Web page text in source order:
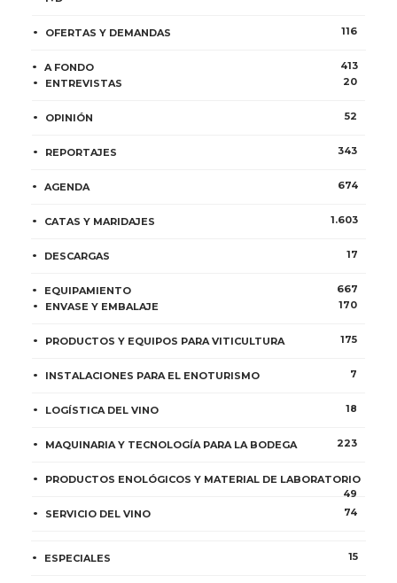
OFERTAS Y DEMANDAS 116
A FONDO
413
ENTREVISTAS
20
OPINIÓN 52
REPORTAJES 343
AGENDA 674
CATAS Y MARIDAJES 1.603
DESCARGAS 17
EQUIPAMIENTO
667
ENVASE Y EMBALAJE
170
PRODUCTOS Y EQUIPOS PARA VITICULTURA 175
INSTALACIONES PARA EL ENOTURISMO 7
LOGÍSTICA DEL VINO 18
MAQUINARIA Y TECNOLOGÍA PARA LA BODEGA 223
PRODUCTOS ENOLÓGICOS Y MATERIAL DE LABORATORIO
49
SERVICIO DEL VINO
74
ESPECIALES 15